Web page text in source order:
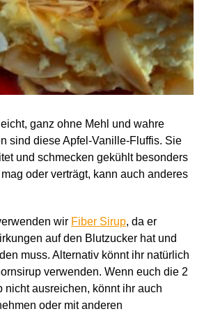
ganz ohne Mehl und wahre
sind diese Apfel-Vanille-Fluffis. Sie
und schmecken gekühlt besonders
oder verträgt, kann auch anderes
wir Fiber Sirup, da er
auf den Blutzucker hat und
muss. Alternativ könnt ihr natürlich
verwenden. Wenn euch die 2
nicht ausreichen, könnt ihr auch
oder mit anderen